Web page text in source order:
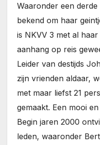
Waaronder een
bekend om haar
is NKVV 3 met al
aanhang op reis
Leider van destijds
zijn vrienden aldaar,
met maar liefst 21
gemaakt. Een mooi
Begin jaren 2000
leden, waaronder